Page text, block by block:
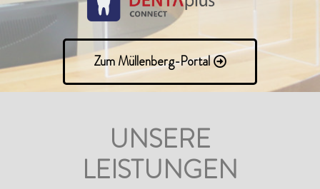
Zum Müllenberg-Portal
UNSERE
LEISTUNGEN